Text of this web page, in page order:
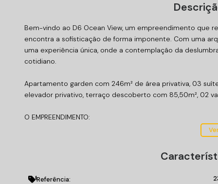
Bem-vindo ao D6 Ocean View, um empreendimento que
encontra a sofisticação de forma imponente. Com uma
uma experiência única, onde a contemplação da
cotidiano.
Apartamento garden com 246m² de área privativa, 03
elevador privativo, terraço descoberto com 85,50m², 02
O EMPREENDIMENTO:
Referência: